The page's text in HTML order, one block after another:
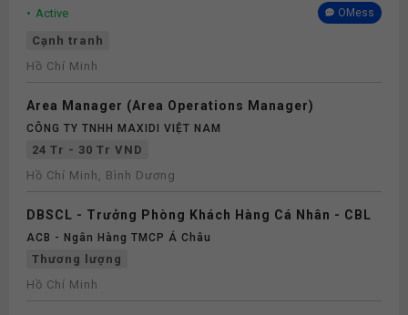
Active OMess
Cạnh tranh
Hồ Chí Minh
Area Manager (Area Operations Manager)
CÔNG TY TNHH MAXIDI VIỆT NAM
24 Tr - 30 Tr VND
Hồ Chí Minh, Bình Dương
DBSCL - Trưởng Phòng Khách Hàng Cá Nhân - CBL
ACB - Ngân Hàng TMCP Á Châu
Thương lượng
Hồ Chí Minh